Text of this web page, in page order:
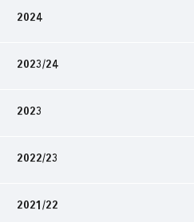
2024
2023/24
2023
2022/23
2021/22